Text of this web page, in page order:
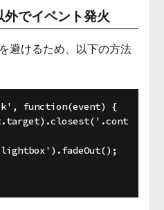
でイベント発火
避けるため、以下の方法
function(event) {